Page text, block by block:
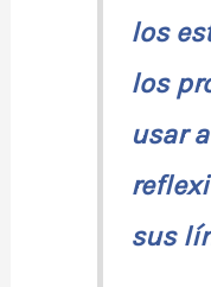
los
los
usar
sus